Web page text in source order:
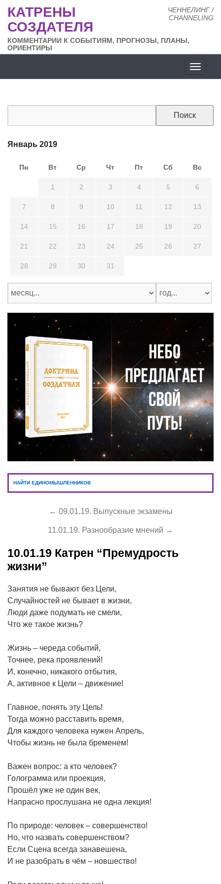
ЧЕННЕЛИНГ /
CHANNELING
КАТРЕНЫ
СОЗДАТЕЛЯ
КОММЕНТАРИИ К СОБЫТИЯМ, ПРОГНОЗЫ, ПЛАНЫ,
ОРИЕНТИРЫ
сайта
Январь 2019
Пн Вт Ср Чт Пт Сб Вс
1 2 3 4 5 6
7 8 9 10 11 12 13
14 15 16 17 18 19 20
21 22 23 24 25 26 27
28 29 30 31
НАЙТИ ЕДИНОМЫШЛЕННИКОВ
← 09.01.19. Выпускные экзамены
11.01.19. Разнообразие мнений →
10.01.19 Катрен “Премудрость
жизни”
Занятия не бывают без Цели,
Случайностей не бывает в жизни,
Люди даже подумать не смели,
Что же такое жизнь?
Жизнь – череда событий,
Точнее, река проявлений!
И, конечно, никакого отбытия,
А, активное к Цели – движение!
Главное, понять эту Цель!
Тогда можно расставить время,
Для каждого человека нужен Апрель,
Чтобы жизнь не была бременем!
Важен вопрос: а кто человек?
Голограмма или проекция,
Прошёл уже не один век,
Напрасно прослушана не одна лекция!
По природе: человек – совершенство!
Но, что назвать совершенством?
Если Сцена всегда занавешена,
И не разобрать в чём – новшество!